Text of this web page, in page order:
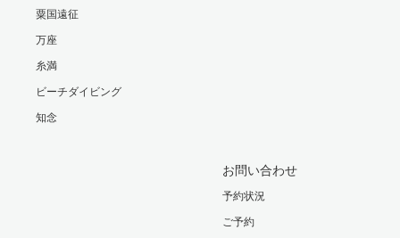
粟国遠征
万座
糸満
ビーチダイビング
知念
お問い合わせ
予約状況
ご予約